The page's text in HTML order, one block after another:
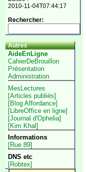
2010-11-04T07:44:17
Rechercher:
Autres
AideEnLigne
CahierDeBrouillon
Présentation
Administration
MesLectures
[Articles publiés]
[Blog Affordance]
[LibreOffice en ligne]
[Journal d'Ophelia]
[Kim Khal]
Informations
[Rue 89]
DNS etc
[Robtex]